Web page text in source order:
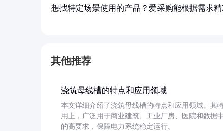
想找特定场景使用的产品？爱采购能根据需求
其他推荐
浇筑母线槽的特点和应用领域
本文详细介绍了浇筑母线槽的特点和应用领域。其
用上，广泛用于商业建筑、工业厂房、医院和数据
的高要求，保障电力系统稳定运行。